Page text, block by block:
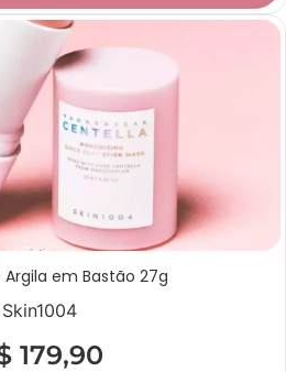
em Bastão 27g
Skin1004
179,90